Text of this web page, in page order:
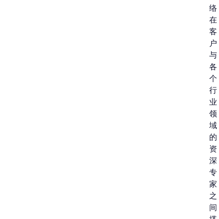
络
在
客
户
与
各
个
行
业
领
域
的
资
深
专
家
之
间